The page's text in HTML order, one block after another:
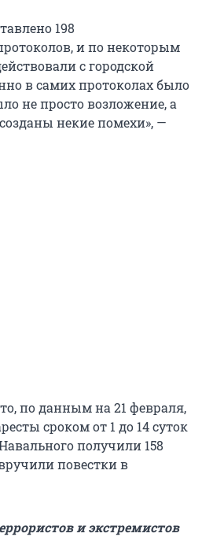
198
и по некоторым
с городской
в самих протоколах было
не просто возложение, а
некие помехи», —
по данным на 21 февраля,
сроком от 1 до 14 суток
получили 158
повестки в
и экстремистов